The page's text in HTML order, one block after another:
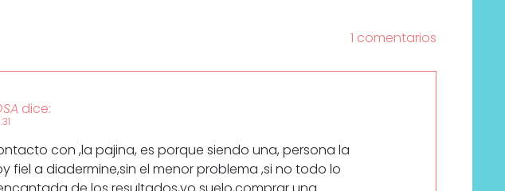
1 comentarios
dice:
con ,la pajina, es porque siendo una, persona la
fiel a diadermine,sin el menor problema ,si no todo lo